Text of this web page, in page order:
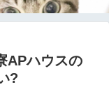
APハウスの
?